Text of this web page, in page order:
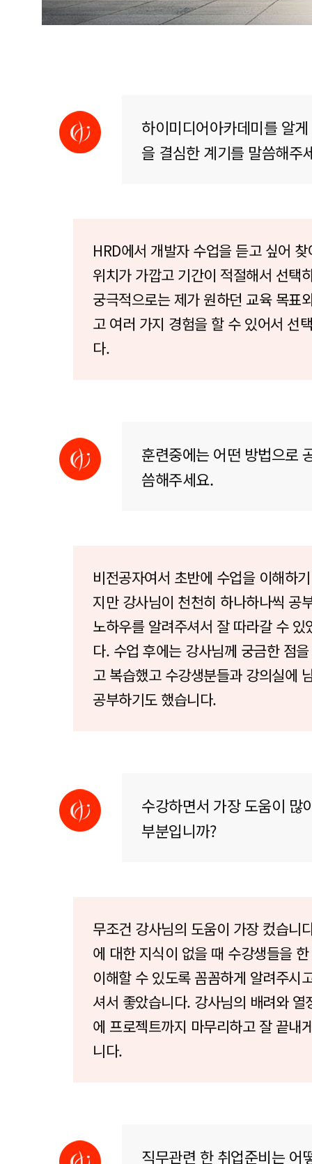
하이미디어아카데미를 알
을 결심한 계기를 말씀해주
HRD에서 개발자 수업을 듣고 싶어
위치가 가깝고 기간이 적절해서 선택
궁극적으로는 제가 원하던 교육 목표
고 여러 가지 경험을 할 수 있어서 선
다.
훈련중에는 어떤 방법으로
씀해주세요.
비전공자여서 초반에 수업을 이해하
지만 강사님이 천천히 하나하나씩 공
노하우를 알려주셔서 잘 따라갈 수 있
다. 수업 후에는 강사님께 궁금한 점
고 복습했고 수강생분들과 강의실에
공부하기도 했습니다.
수강하면서 가장 도움이 많
부분입니까?
무조건 강사님의 도움이 가장 컸습니
에 대한 지식이 없을 때 수강생들을
이해할 수 있도록 꼼꼼하게 알려주시
셔서 좋았습니다. 강사님의 배려와 열
에 프로젝트까지 마무리하고 잘 끝내
니다.
직무관련 한 취업준비는 어